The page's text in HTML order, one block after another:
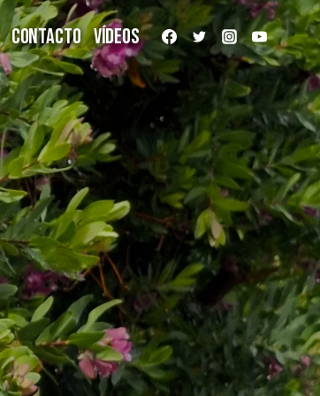
Contacto Vídeos